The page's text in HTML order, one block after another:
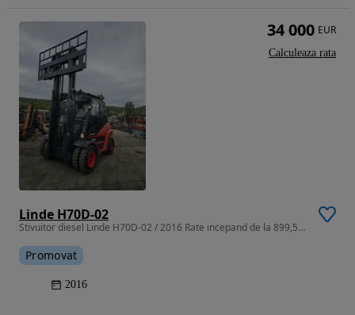
Linde H70D-02
Stivuitor diesel Linde H70D-02 / 2016 Rate incepand de la 899,56 Euro
Promovat
2016
34 000 EUR
Calculeaza rata